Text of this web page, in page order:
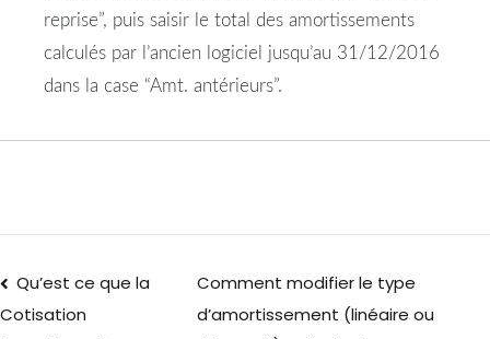
reprise”, puis saisir le total des amortissements
calculés par l’ancien logiciel jusqu’au 31/12/2016
dans la case “Amt. antérieurs”.
Qu’est ce que la
Cotisation
Comment modifier le type
d’amortissement (linéaire ou